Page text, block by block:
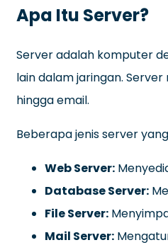
Apa Itu Server?
Server adalah komputer
lain dalam jaringan.
hingga email.
Beberapa jenis server
Web Server:
Database Server:
File Server:
Mail Server: